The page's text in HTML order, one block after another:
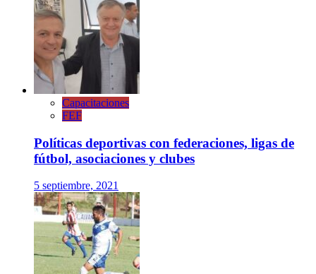
Capacitaciones
FEF
Políticas deportivas con federaciones, ligas de
fútbol, asociaciones y clubes
5 septiembre, 2021